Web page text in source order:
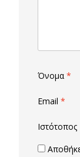
Όνομα *
Email *
Ιστότοπος